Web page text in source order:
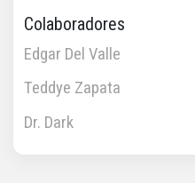
Colaboradores
Edgar Del Valle
Teddye Zapata
Dr. Dark